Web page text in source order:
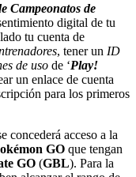
Campeonatos de
digital de tu
tu cuenta de
, tener un ID
de uso de ‘Play!
un enlace de cuenta
para los primeros
concederá acceso a la
GO que tengan
GO (GBL). Para la